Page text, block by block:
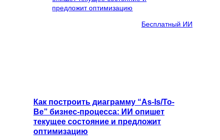
Бесплатный ИИ
Как построить диаграмму “As-Is/To-
Be” бизнес-процесса: ИИ опишет
текущее состояние и предложит
оптимизацию